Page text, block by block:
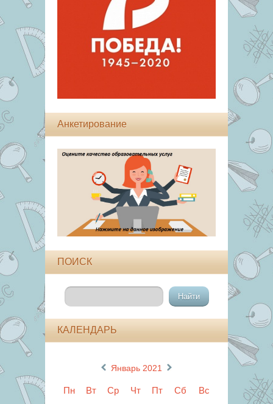
Анкетирование
ПОИСК
КАЛЕНДАРЬ
Январь 2021
Пн Вт Ср Чт Пт Сб Вс